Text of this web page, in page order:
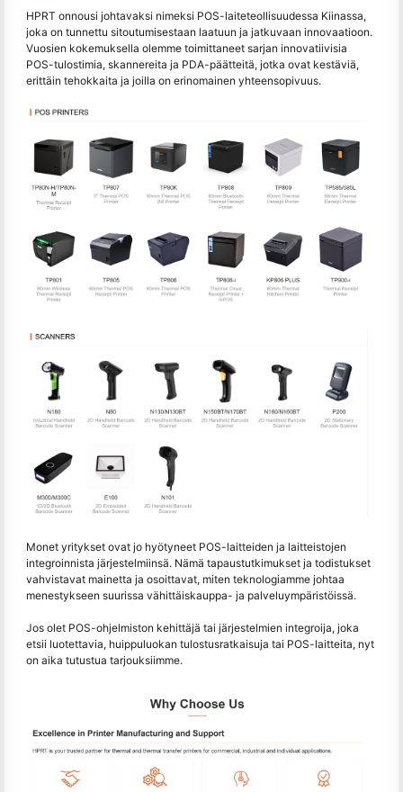
HPRT onnousi johtavaksi nimeksi POS-laiteteollisuudessa Kiinassa,
joka on tunnettu sitoutumisestaan laatuun ja jatkuvaan innovaatioon.
Vuosien kokemuksella olemme toimittaneet sarjan innovatiivisia
POS-tulostimia, skannereita ja PDA-päätteitä, jotka ovat kestäviä,
erittäin tehokkaita ja joilla on erinomainen yhteensopivuus.
Monet yritykset ovat jo hyötyneet POS-laitteiden ja laitteistojen
integroinnista järjestelmiinsä. Nämä tapaustutkimukset ja todistukset
vahvistavat mainetta ja osoittavat, miten teknologiamme johtaa
menestykseen suurissa vähittäiskauppa- ja palveluympäristöissä.
Jos olet POS-ohjelmiston kehittäjä tai järjestelmien integroija, joka
etsii luotettavia, huippuluokan tulostusratkaisuja tai POS-laitteita, nyt
on aika tutustua tarjouksiimme.